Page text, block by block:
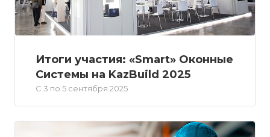
Итоги участия: «Smart» Оконные
Системы на KazBuild 2025
С 3 по 5 сентября 2025